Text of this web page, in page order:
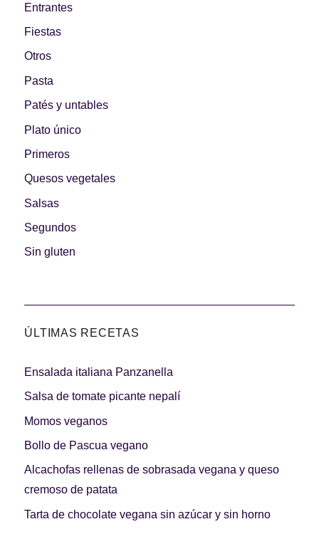
Entrantes
Fiestas
Otros
Pasta
Patés y untables
Plato único
Primeros
Quesos vegetales
Salsas
Segundos
Sin gluten
ÚLTIMAS RECETAS
Ensalada italiana Panzanella
Salsa de tomate picante nepalí
Momos veganos
Bollo de Pascua vegano
Alcachofas rellenas de sobrasada vegana y queso
cremoso de patata
Tarta de chocolate vegana sin azúcar y sin horno